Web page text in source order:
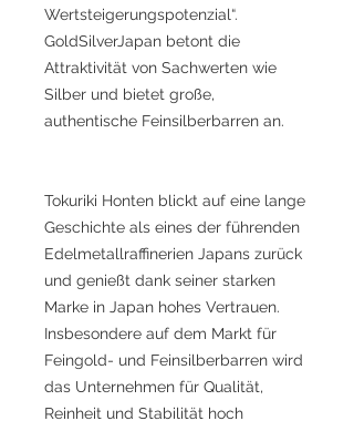
Wertsteigerungspotenzial“.
GoldSilverJapan betont die
Attraktivität von Sachwerten wie
Silber und bietet große,
authentische Feinsilberbarren an.
Tokuriki Honten blickt auf eine lange
Geschichte als eines der führenden
Edelmetallraffinerien Japans zurück
und genießt dank seiner starken
Marke in Japan hohes Vertrauen.
Insbesondere auf dem Markt für
Feingold- und Feinsilberbarren wird
das Unternehmen für Qualität,
Reinheit und Stabilität hoch